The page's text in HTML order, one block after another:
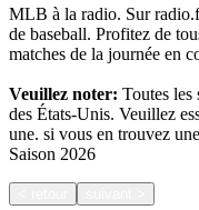
MLB à la radio. Sur
de baseball. Profitez de
matches de la journée en
Veuillez noter: Toutes les
des États-Unis. Veuillez
une. si vous en trouvez
Saison 2026